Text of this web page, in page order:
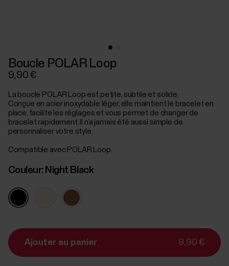
Boucle POLAR Loop
9,90 €
La boucle POLAR Loop est petite, subtile et solide.
Conçue en acier inoxydable léger, elle maintient le bracelet en
place, facilite les réglages et vous permet de changer de
bracelet rapidement. Il n’a jamais été aussi simple de
personnaliser votre style.
Compatible avec POLAR Loop.
Couleur: Night Black
Ajouter au panier 9,90 €